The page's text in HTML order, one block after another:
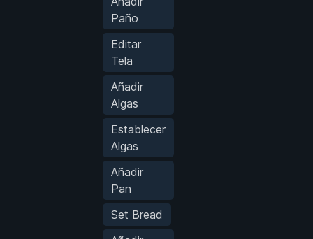
Paño
Editar
Tela
Añadir
Algas
Establecer
Algas
Añadir
Pan
Set Bread